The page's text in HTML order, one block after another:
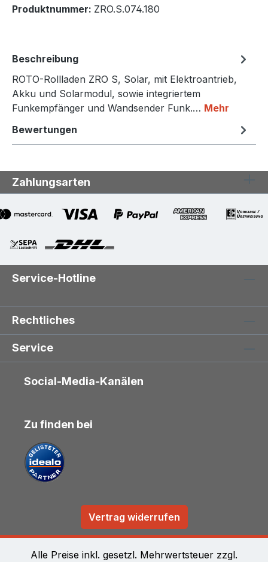
Produktnummer: ZRO.S.074.180
Beschreibung
ROTO-Rollladen ZRO S, Solar, mit Elektroantrieb,
Akku und Solarmodul, sowie integriertem
Funkempfänger und Wandsender Funk.… Mehr
Bewertungen
Zahlungsarten
Service-Hotline
Rechtliches
Service
Social-Media-Kanälen
Zu finden bei
Vertrag widerrufen
Alle Preise inkl. gesetzl. Mehrwertsteuer zzgl.